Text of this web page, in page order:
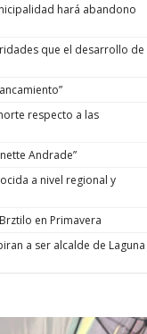
hará abandono
que el desarrollo de
respecto a las
Andrade”
a nivel regional y
en Primavera
a ser alcalde de Laguna